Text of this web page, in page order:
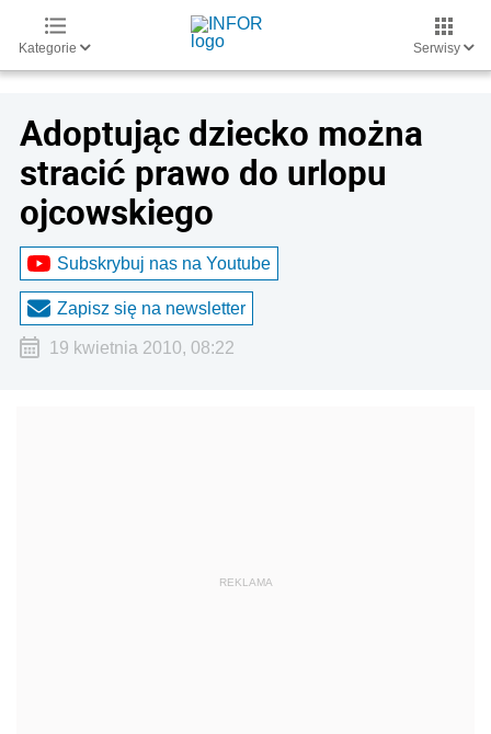
Kategorie Serwisy
Adoptując dziecko można
stracić prawo do urlopu
ojcowskiego
Subskrybuj nas na Youtube
Zapisz się na newsletter
19 kwietnia 2010, 08:22